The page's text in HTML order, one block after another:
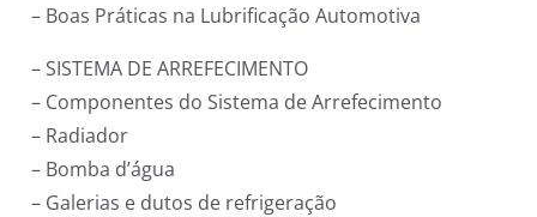
– Boas Práticas na Lubrificação Automotiva
– SISTEMA DE ARREFECIMENTO
– Componentes do Sistema de Arrefecimento
– Radiador
– Bomba d’água
– Galerias e dutos de refrigeração